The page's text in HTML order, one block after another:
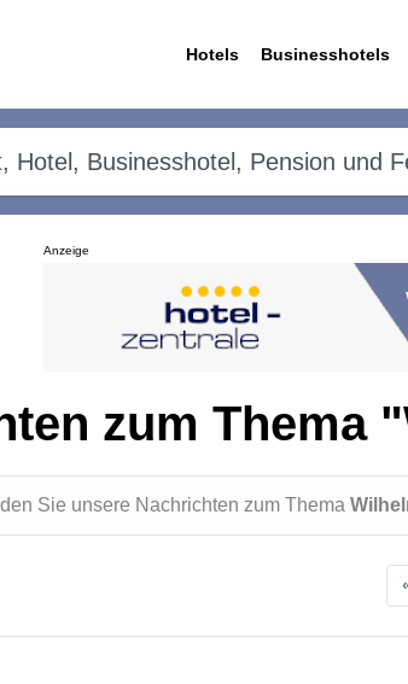
Hotels Businesshotels
Anzeige
zum Thema
Sie unsere Nachrichten zum Thema